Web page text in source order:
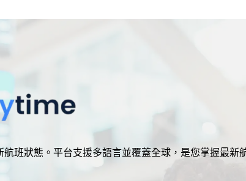
狀態。平台支援多語言並覆蓋全球，是您掌握最新